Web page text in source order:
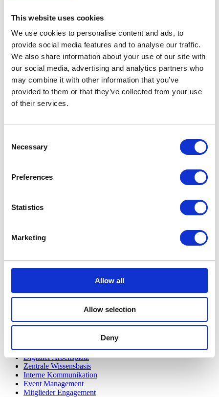
This website uses cookies
We use cookies to personalise content and ads, to
provide social media features and to analyse our traffic.
We also share information about your use of our site with
our social media, advertising and analytics partners who
may combine it with other information that you’ve
provided to them or that they’ve collected from your use
of their services.
Selection
Necessary
Preferences
Statistics
Marketing
Allow all
Allow selection
Deny
Bundeling
Sports
Bundeling
Bundeling
Funktionen
Impressum
Digitaler Arbeitsplatz
Zentrale Wissensbasis
Interne Kommunikation
Event Management
Mitglieder Engagement